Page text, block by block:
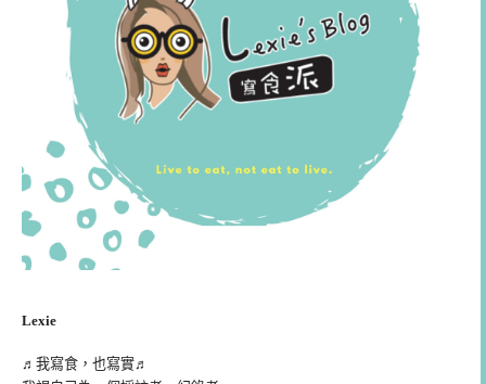
Lexie
♬我寫食，也寫實♬